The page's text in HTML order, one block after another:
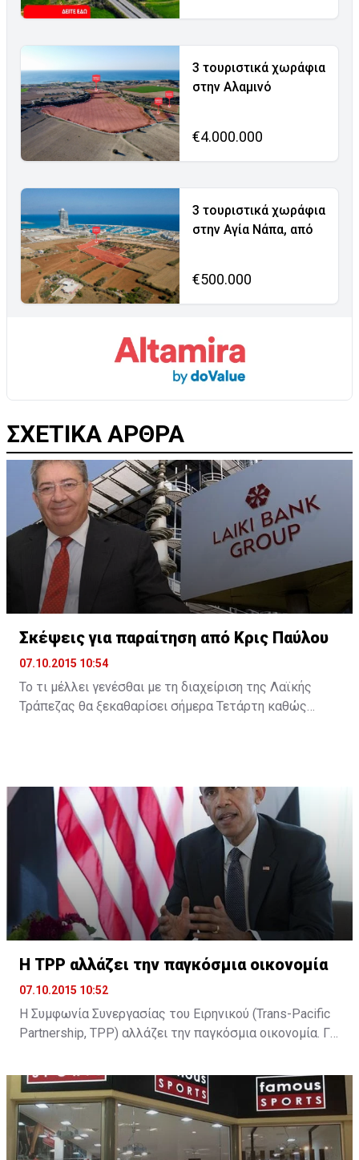
3 τουριστικά χωράφια
στην Αλαμινό
€4.000.000
3 τουριστικά χωράφια
στην Αγία Νάπα, από
€500.000
ΣΧΕΤΙΚΑ ΑΡΘΡΑ
Σκέψεις για παραίτηση από Κρις Παύλου
07.10.2015 10:54
Το τι μέλλει γενέσθαι με τη διαχείριση της Λαϊκής
Τράπεζας θα ξεκαθαρίσει σήμερα Τετάρτη καθώς
δεν έχει ακόμη επιβεβαιωθεί και ο κ. Παύλου
βρίσκεται στην Κεντρική Τράπεζα όπου αναμένεται να
ξεκαθαρίσει η παραμονή του ή όχι ...
H TPP αλλάζει την παγκόσμια οικονομία
07.10.2015 10:52
Η Συμφωνία Συνεργασίας του Ειρηνικού (Trans-Pacific
Partnership, TPP) αλλάζει την παγκόσμια οικονομία. Για
διαμορφώσει την υστεροφημία του. Για τον Σίνζο Άμπε
είναι το στοίχημα για την επιτυχία της δοκιμαζόμενης
οικονομικής του πολιτικής. Για τον υπόλοιπο κόσμο
είναι η συμφωνία, που θα αλλάξει τα δεδομένα της
παγκόσμιας οικονομίας. ...